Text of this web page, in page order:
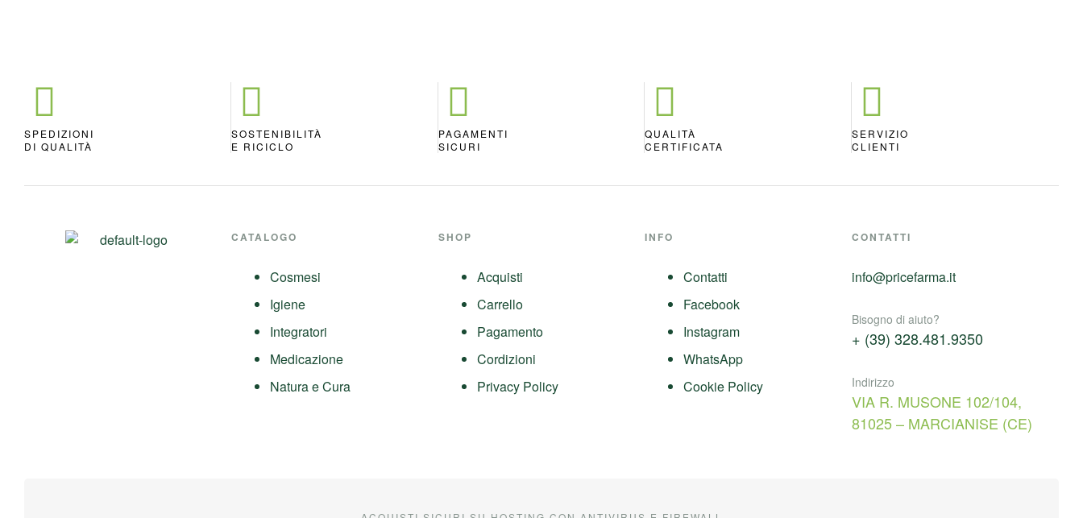
SPEDIZIONI
DI QUALITÀ
SOSTENIBILITÀ
E RICICLO
PAGAMENTI
SICURI
QUALITÀ
CERTIFICATA
SERVIZIO
CLIENTI
CATALOGO
Cosmesi
Igiene
Integratori
Medicazione
Natura e Cura
SHOP
Acquisti
Carrello
Pagamento
Cordizioni
Privacy Policy
INFO
Contatti
Facebook
Instagram
WhatsApp
Cookie Policy
CONTATTI
info@pricefarma.it
Bisogno di aiuto?
+ (39) 328.481.9350
Indirizzo
VIA R. MUSONE 102/104,
81025 – MARCIANISE (CE)